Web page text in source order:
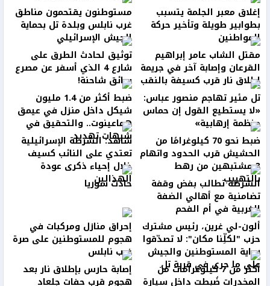
إغلاق معبر الجلمة يتسبب
بطوابير طويلة وتأخير حركة
المواطنين
مستوطنون يقتحمون مناطق
غرب نابلس وبلدة تل بحماية
الجيش الإسرائيلي
مقتل الشاب عامر إبراهيم
القرعان وإصابة آخر في جريمة
إطلاق نار قرب كسيفة بالنقب
توثيق لحادث الطرق على
شارع 4 الذي أسفر عن مصرع
سائق شاحنة!
تل مئير تهاجم منصور عباس:
«لا يستطيع القول إن حماس
منظمة إرهابية»
ضبط أكثر من 1.4 مليون
شيكل داخل منزل في عيمق
هماعينوت.. والتحقيق في
شبهات تهديد ضبط نحو 70 كيلوغرامًا من
الحشيش قرب الحدود واتهام
3 مشتبهين من رهط
بالتهريب
شاهد: الشرطة الإسرائيلية
تعتدي على النائب كسيف
خلال إحياء ذكرى عودة
الهذالين الشرطة تطالب بفض وقفة
تضامنية مع أهالي الضفة
الغربية في أم الفحم
حادث سوريا
ألون-لي غرين، رئيس مشترك
حزب "لكلِّنا مكان": لا تصدّقوا
رواية المستوطنين والجيش
على ما جرى في قرية تل
إحراق منازل ومركبات في
هجوم للمستوطنين على صرة
غرب نابلس
أكثر من 7 كيلوغرامات من
المخدرات ضُبطت داخل سيارة
إصابة حارس بإطلاق نار بعد
هجوم قرب حفات جلعاد